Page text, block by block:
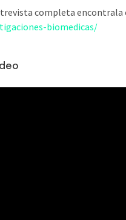
completa encontrala
biomedicas/